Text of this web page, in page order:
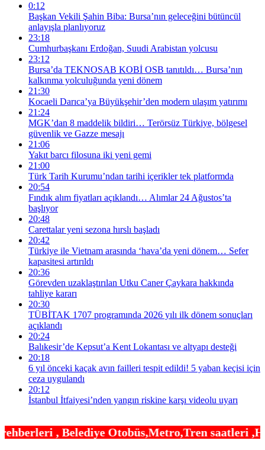
0:12
Başkan Vekili Şahin Biba: Bursa’nın geleceğini bütüncül
anlayışla planlıyoruz
23:18
Cumhurbaşkanı Erdoğan, Suudi Arabistan yolcusu
23:12
Bursa’da TEKNOSAB KOBİ OSB tanıtıldı… Bursa’nın
kalkınma yolculuğunda yeni dönem
21:30
Kocaeli Darıca’ya Büyükşehir’den modern ulaşım yatırımı
21:24
MGK’dan 8 maddelik bildiri… Terörsüz Türkiye, bölgesel
güvenlik ve Gazze mesajı
21:06
Yakıt barcı filosuna iki yeni gemi
21:00
Türk Tarih Kurumu’ndan tarihi içerikler tek platformda
20:54
Fındık alım fiyatları açıklandı… Alımlar 24 Ağustos’ta
başlıyor
20:48
Carettalar yeni sezona hırslı başladı
20:42
Türkiye ile Vietnam arasında ‘hava’da yeni dönem… Sefer
kapasitesi artırıldı
20:36
Görevden uzaklaştırılan Utku Caner Çaykara hakkında
tahliye kararı
20:30
TÜBİTAK 1707 programında 2026 yılı ilk dönem sonuçları
açıklandı
20:24
Balıkesir’de Kepsut’a Kent Lokantası ve altyapı desteği
20:18
6 yıl önceki kaçak avın failleri tespit edildi! 5 yaban keçisi için
ceza uygulandı
20:12
İstanbul İtfaiyesi’nden yangın riskine karşı videolu uyarı
Otobüs,Metro,Tren saatleri